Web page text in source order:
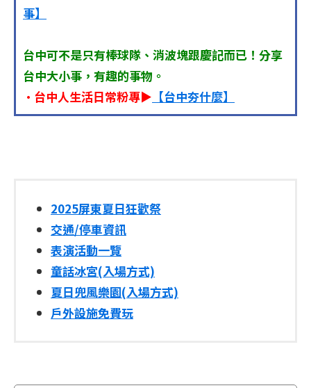
事】
台中可不是只有棒球隊、消波塊跟慶記而已！分享
台中大小事，有趣的事物。
•台中人生活日常粉專▶ 【台中夯什麼】
2025屏東夏日狂歡祭
交通/停車資訊
表演活動一覽
童話冰宮(入場方式)
夏日兜風樂園(入場方式)
戶外設施免費玩